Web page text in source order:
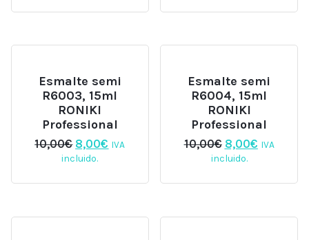
era:
es:
era:
es:
Esmalte semi
R6003, 15ml
RONIKI
Professional
10,00€ El
precio
era:
8,00€ El
es:
IVA
incluido.
Esmalte semi
R6004, 15ml
RONIKI
Professional
10,00€ El
precio
era:
8,00€El
es:
IVA
incluido.